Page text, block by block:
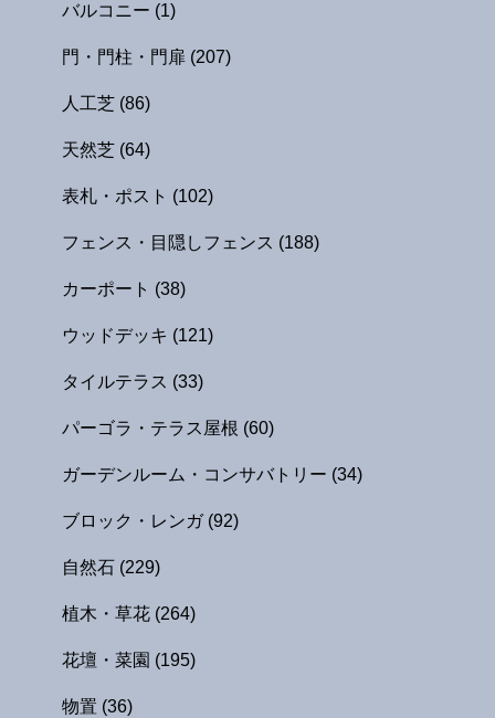
バルコニー (1)
門・門柱・門扉 (207)
人工芝 (86)
天然芝 (64)
表札・ポスト (102)
フェンス・目隠しフェンス (188)
カーポート (38)
ウッドデッキ (121)
タイルテラス (33)
パーゴラ・テラス屋根 (60)
ガーデンルーム・コンサバトリー (34)
ブロック・レンガ (92)
自然石 (229)
植木・草花 (264)
花壇・菜園 (195)
物置 (36)